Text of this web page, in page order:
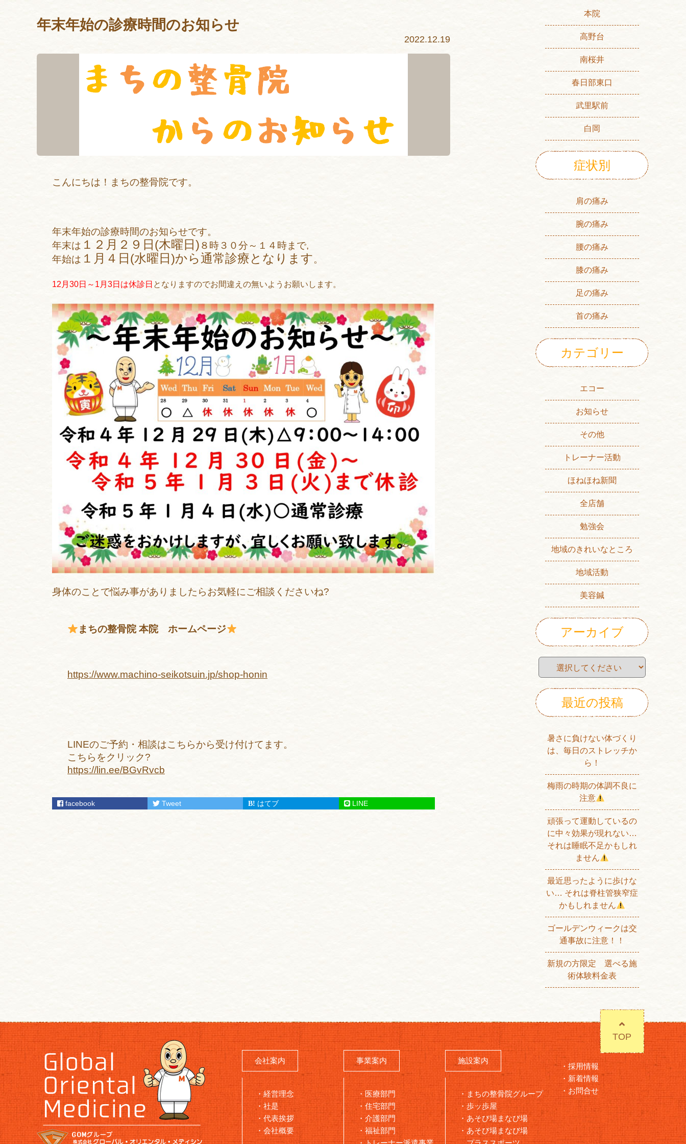
年末年始の診療時間のお知らせ
2022.12.19
こんにちは！まちの整骨院です。
年末年始の診療時間のお知らせです。
年末は １２月２９日(木曜日) ８時３０分～１４時まで,
年始は １月４日(水曜日)から通常診療となります。
12月30日～1月3日は休診日 となりますのでお間違えの無いようお願いします。
身体のことで悩み事がありましたらお気軽にご相談くださいね?
まちの整骨院 本院 ホームページ
https://www.machino-seikotsuin.jp/shop-honin
LINEのご予約・相談はこちらから受け付けてます。
こちらをクリック?
https://lin.ee/BGvRvcb
facebook Tweet はてブ LINE
本院
高野台
南桜井
春日部東口
武里駅前
白岡
症状別
肩の痛み
腕の痛み
腰の痛み
膝の痛み
足の痛み
首の痛み
カテゴリー
エコー
お知らせ
その他
トレーナー活動
ほねほね新聞
全店舗
勉強会
地域のきれいなところ
地域活動
美容鍼
アーカイブ
最近の投稿
暑さに負けない体づくり
は、毎日のストレッチか
ら！
梅雨の時期の体調不良に
注意
頑張って運動しているの
に中々効果が現れない…
それは睡眠不足かもしれ
ません
最近思ったように歩けな
い… それは脊柱管狭窄症
かもしれません
ゴールデンウィークは交
通事故に注意！！
新規の方限定 選べる施
術体験料金表
TOP
会社案内
経営理念
社是
代表挨拶
会社概要
事業案内
医療部門
住宅部門
介護部門
福祉部門
施設案内
まちの整骨院グループ
歩ッ歩屋
あそび場まなび場
あそび場まなび場
採用情報
新着情報
お問合せ